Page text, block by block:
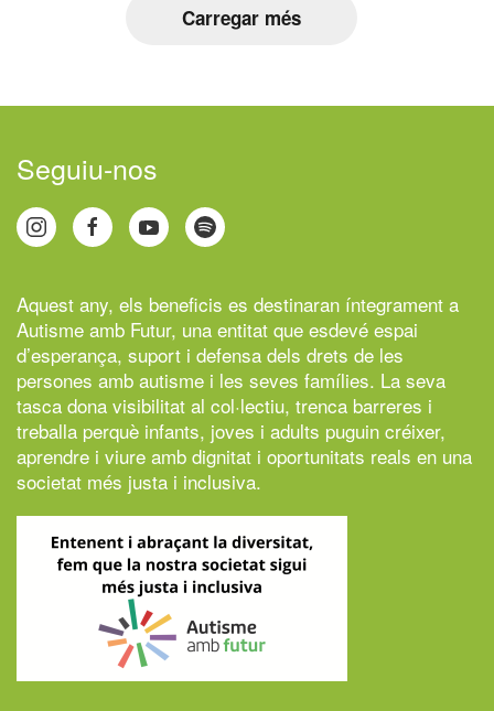
Carregar més
Seguiu-nos
Aquest any, els beneficis es destinaran íntegrament a
Autisme amb Futur, una entitat que esdevé espai
d’esperança, suport i defensa dels drets de les
persones amb autisme i les seves famílies. La seva
tasca dona visibilitat al col·lectiu, trenca barreres i
treballa perquè infants, joves i adults puguin créixer,
aprendre i viure amb dignitat i oportunitats reals en una
societat més justa i inclusiva.